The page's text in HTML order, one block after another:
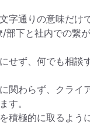
字通りの意味だけ
下と社内での繋
せず、何でも相談
関わらず、クライ
す。
積極的に取るよう